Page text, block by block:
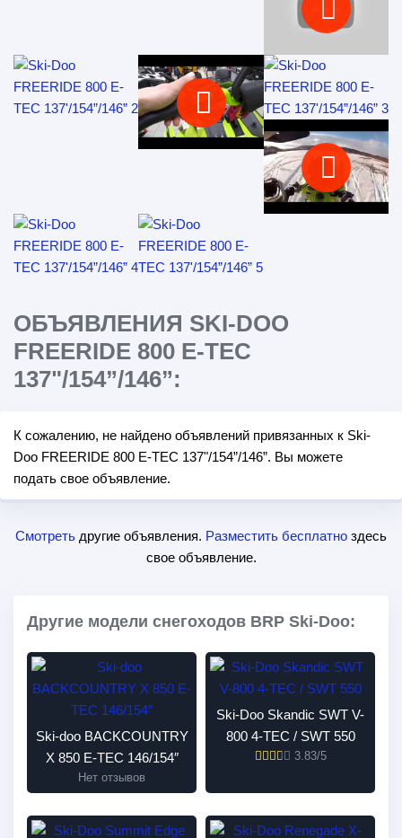
ОБЪЯВЛЕНИЯ SKI-DOO
FREERIDE 800 E-TEC
137"/154”/146”:
К сожалению, не найдено объявлений привязанных к Ski-
Doo FREERIDE 800 E-TEC 137"/154”/146”. Вы можете
подать свое объявление.
Смотреть другие объявления. Разместить бесплатно здесь
свое объявление.
Другие модели снегоходов BRP Ski-Doo:
Ski-doo BACKCOUNTRY
X 850 E-TEC 146/154″
Нет отзывов
Ski-Doo Skandic SWT V-
800 4-TEC / SWT 550
3.83/5